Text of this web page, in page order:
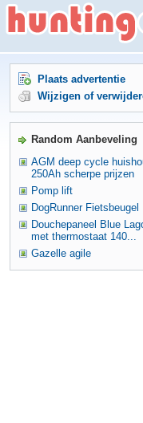
Plaats advertentie
Wijzigen of
Random Aanbeveling
AGM deep cycle
250Ah scherpe prijzen
Pomp lift
DogRunner Fietsbeugel
Douchepaneel Blue
met thermostaat 140...
Gazelle agile